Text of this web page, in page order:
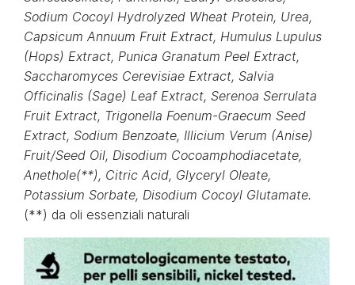
Sodium Cocoyl Hydrolyzed Wheat Protein, Urea,
Capsicum Annuum Fruit Extract, Humulus Lupulus
(Hops) Extract, Punica Granatum Peel Extract,
Saccharomyces Cerevisiae Extract, Salvia
Officinalis (Sage) Leaf Extract, Serenoa Serrulata
Fruit Extract, Trigonella Foenum-Graecum Seed
Extract, Sodium Benzoate, Illicium Verum (Anise)
Fruit/Seed Oil, Disodium Cocoamphodiacetate,
Anethole(**), Citric Acid, Glyceryl Oleate,
Potassium Sorbate, Disodium Cocoyl Glutamate.
(**) da oli essenziali naturali